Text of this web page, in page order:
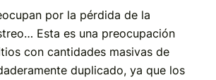
por la pérdida de la
Esta es una preocupación
con cantidades masivas de
duplicado, ya que los